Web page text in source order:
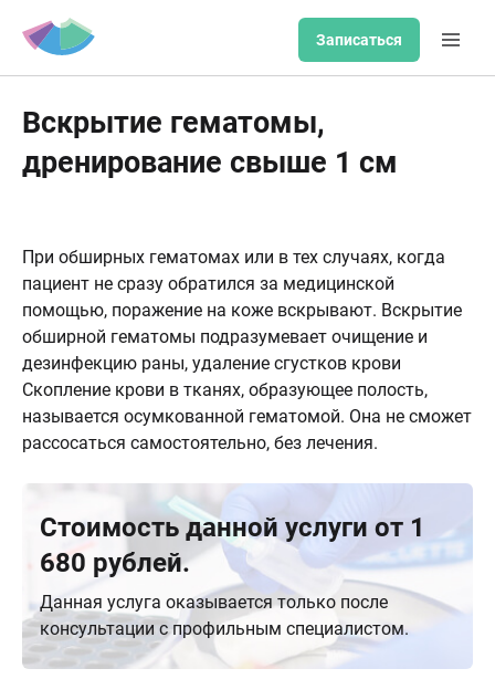
Записаться
Вскрытие гематомы,
дренирование свыше 1 см
При обширных гематомах или в тех случаях, когда
пациент не сразу обратился за медицинской
помощью, поражение на коже вскрывают. Вскрытие
обширной гематомы подразумевает очищение и
дезинфекцию раны, удаление сгустков крови
Скопление крови в тканях, образующее полость,
называется осумкованной гематомой. Она не сможет
рассосаться самостоятельно, без лечения.
Стоимость данной услуги от 1
680 рублей.
Данная услуга оказывается только после
консультации с профильным специалистом.